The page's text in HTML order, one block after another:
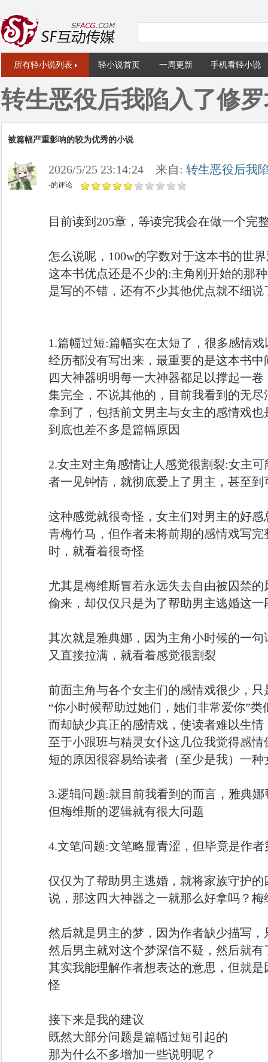
所有轻小说列表 轻小说首页 一周更新 手机看轻小说
转生恶役后我陷入了修
被篇幅严重影响的较为优秀的小说
2026/5/25 23:14:24 来自: 转生恶役后我
-的评论
目前读到205章，等读完我会在做一个完
怎么说呢，100w的字数对于这本书的世
这本书优点还是不少的:主角刚开始的那
是写的不错，还有不少其他优点就不细
1.篇幅过短:篇幅实在太短了，很多感情
经历都没有写出来，最重要的是这本书
四大神器明明每一大神器都足以撑起一
集完全，不说其他的，目前我看到的无
拿到了，包括前文男主与女主的感情戏
到底也差不多是篇幅原因
2.女主对主角感情让人感觉很割裂:女主
者一见钟情，就彻底爱上了男主，甚至
这种感觉就很奇怪，女主们对男主的好
青梅竹马，但作者未将前期的感情戏写
时，就看着很奇怪
尤其是梅维斯冒着永远失去自由被囚禁
偷来，却仅仅只是为了帮助男主逃婚这
其次就是雅典娜，因为主角小时候的一
又直接拉满，就看着感觉很割裂
前面主角与各个女主们的感情戏很少，只
“你小时候帮助过她们，她们非常爱你”类
而却缺少真正的感情戏，使读者难以生情
至于小跟班与精灵女仆这几位我觉得感
短的原因很容易给读者（至少是我）一
3.逻辑问题:就目前我看到的而言，雅典
但梅维斯的逻辑就有很大问题
4.文笔问题:文笔略显青涩，但毕竟是作
仅仅为了帮助男主逃婚，就将家族守护
说，那这四大神器之一就那么好拿吗？
然后就是男主的梦，因为作者缺少描写
然后男主就对这个梦深信不疑，然后就有
其实我能理解作者想表达的意思，但就
怪
接下来是我的建议
既然大部分问题是篇幅过短引起的
那为什么不多增加一些说明呢？